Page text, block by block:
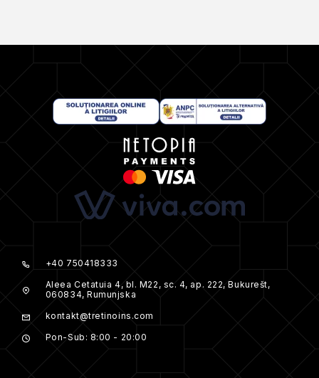
+40 750418333
Aleea Cetatuia 4, bl. M22, sc. 4, ap. 222, Bukurešt,
060834, Rumunjska
kontakt@tretinoins.com
Pon-Sub: 8:00 - 20:00